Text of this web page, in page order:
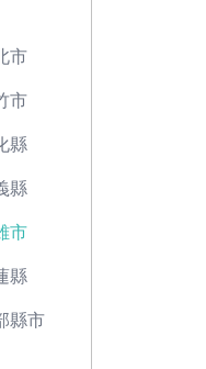
市
市
縣
縣
市
縣
縣市